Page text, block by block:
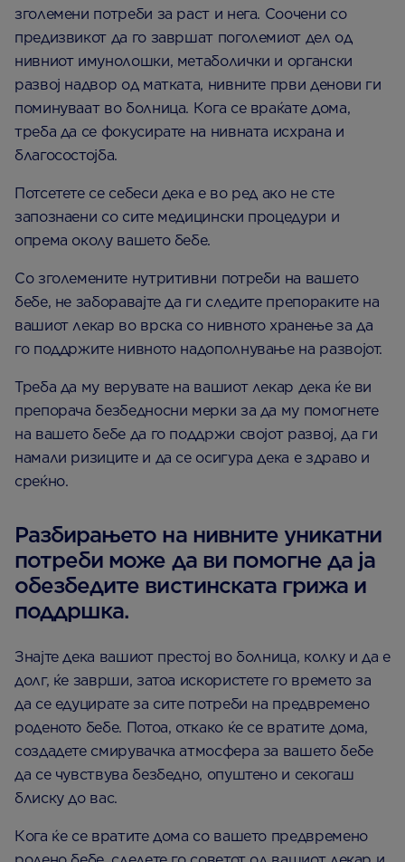
зголемени потреби за раст и нега. Соочени со
предизвикот да го завршат поголемиот дел од
нивниот имунолошки, метаболички и органски
развој надвор од матката, нивните први денови ги
поминуваат во болница. Кога се враќате дома,
треба да се фокусирате на нивната исхрана и
благосостојба.
Потсетете се себеси дека е во ред ако не сте
запознаени со сите медицински процедури и
опрема околу вашето бебе.
Со зголемените нутритивни потреби на вашето
бебе, не заборавајте да ги следите препораките на
вашиот лекар во врска со нивното хранење за да
го поддржите нивното надополнување на развојот.
Треба да му верувате на вашиот лекар дека ќе ви
препорача безбедносни мерки за да му помогнете
на вашето бебе да го поддржи својот развој, да ги
намали ризиците и да се осигура дека е здраво и
среќно.
Разбирањето на нивните уникатни
потреби може да ви помогне да ја
обезбедите вистинската грижа и
поддршка.
Знајте дека вашиот престој во болница, колку и да е
долг, ќе заврши, затоа искористете го времето за
да се едуцирате за сите потреби на предвремено
роденото бебе. Потоа, откако ќе се вратите дома,
создадете смирувачка атмосфера за вашето бебе
да се чувствува безбедно, опуштено и секогаш
блиску до вас.
Кога ќе се вратите дома со вашето предвремено